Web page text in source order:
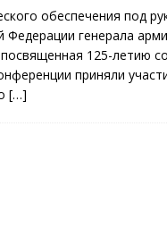
обеспечения под
генерала
125-летию
приняли
[…]